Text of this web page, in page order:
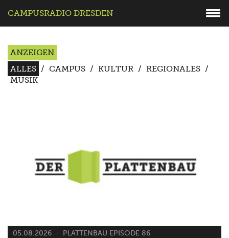
CAMPUSRADIO DRESDEN
ANZEIGEN
ALLES / CAMPUS / KULTUR / REGIONALES /
MUSIK
05.08.2026 PLATTENBAU EPISODE 86